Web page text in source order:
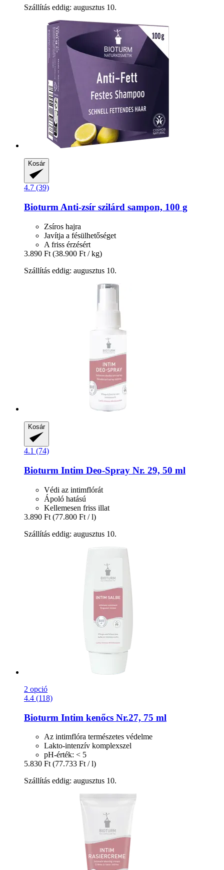
Szállítás eddig: augusztus 10.
Kosár
4.7 (39)
Bioturm Anti-​zsír szilárd sampon, 100 g
Zsíros hajra
Javítja a fésülhetőséget
A friss érzésért
3.890 Ft (38.900 Ft / kg)
Szállítás eddig: augusztus 10.
Kosár
4.1 (74)
Bioturm Intim Deo-​Spray Nr. 29, 50 ml
Védi az intimflórát
Ápoló hatású
Kellemesen friss illat
3.890 Ft (77.800 Ft / l)
Szállítás eddig: augusztus 10.
2 opció
4.4 (118)
Bioturm Intim kenőcs Nr.27, 75 ml
Az intimflóra természetes védelme
Lakto-intenzív komplexszel
pH-érték: < 5
5.830 Ft (77.733 Ft / l)
Szállítás eddig: augusztus 10.